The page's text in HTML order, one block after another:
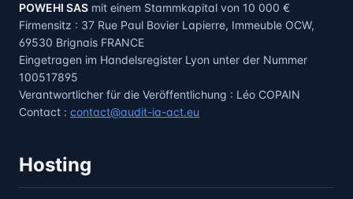
POWEHI SAS mit einem Stammkapital von 10 000 €
Firmensitz : 37 Rue Paul Bovier Lapierre, Immeuble OCW,
69530 Brignais FRANCE
Eingetragen im Handelsregister Lyon unter der Nummer
100517895
Verantwortlicher für die Veröffentlichung : Léo COPAIN
Contact : contact@audit-ia-act.eu
Hosting